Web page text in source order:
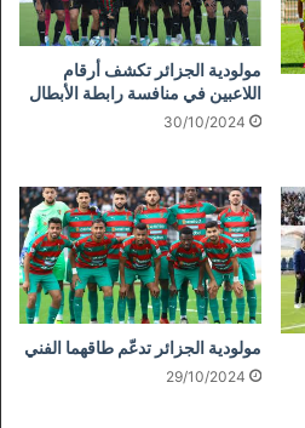
مولودية الجزائر تكشف أرقام
اللاعبين في منافسة رابطة الأبطال
30/10/2024
مولودية الجزائر تدعّم طاقهما الفني
29/10/2024